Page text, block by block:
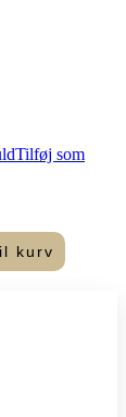
Tilføj som
kurv